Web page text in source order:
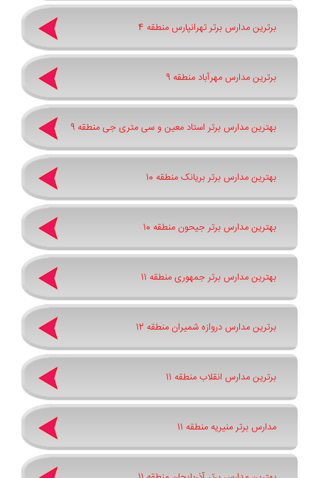
برترین مدارس برتر تهرانپارس منطقه 4
برترین مدارس مهرآباد منطقه 9
بهترین مدارس برتر استاد معین و سی متری جی منطقه 9
بهترین مدارس برتر بریانک منطقه 10
بهترین مدارس برتر جیحون منطقه 10
بهترین مدارس برتر جمهوری منطقه 11
برترین مدارس دروازه شمیران منطقه 12
برترین مدارس انقلاب منطقه 11
مدارس برتر منیریه منطقه 11